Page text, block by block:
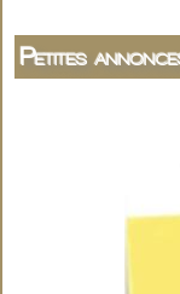
Petites